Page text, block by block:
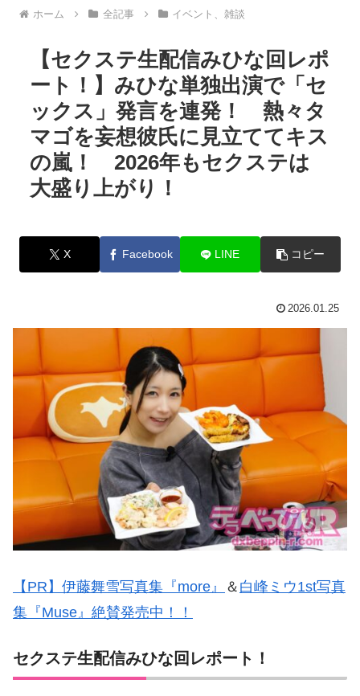
ホーム 全記事 イベント、雑談
【セクステ生配信みひな回レポ
ート！】みひな単独出演で「セ
ックス」発言を連発！ 熱々タ
マゴを妄想彼氏に見立ててキス
の嵐！ 2026年もセクステは
大盛り上がり！
X Facebook LINE コピー
2026.01.25
【PR】伊藤舞雪写真集『more』 ＆ 白峰ミウ1st写真
集『Muse』絶賛発売中！！
セクステ生配信みひな回レポート！